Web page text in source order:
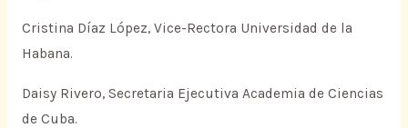
Cristina Díaz López, Vice-Rectora Universidad de la
Habana.
Daisy Rivero, Secretaria Ejecutiva Academia de Ciencias
de Cuba.